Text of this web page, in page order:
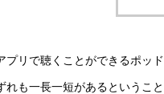
プリで聴くことができるポッ
れも一長一短があるというこ